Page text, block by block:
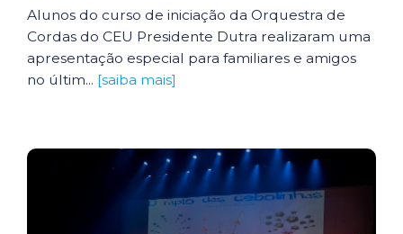
Alunos do curso de iniciação da Orquestra de
Cordas do CEU Presidente Dutra realizaram uma
apresentação especial para familiares e amigos
no últim... [saiba mais]